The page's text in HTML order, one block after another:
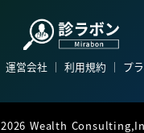
運営会社 │ 利用規約 │ プ
2026 Wealth